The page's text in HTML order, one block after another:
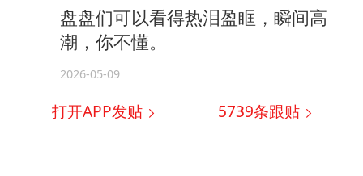
盘盘们可以看得热泪盈眶，瞬间高
潮，你不懂。
2026-05-09
打开APP发贴 5739条跟贴